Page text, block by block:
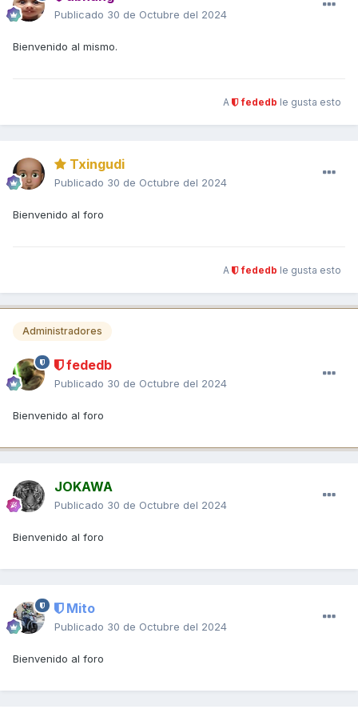
Publicado 30 de Octubre del 2024
Bienvenido al mismo.
A fededb le gusta esto
Txingudi
Publicado 30 de Octubre del 2024
Bienvenido al foro
A fededb le gusta esto
Administradores
fededb
Publicado 30 de Octubre del 2024
Bienvenido al foro
JOKAWA
Publicado 30 de Octubre del 2024
Bienvenido al foro
Mito
Publicado 30 de Octubre del 2024
Bienvenido al foro